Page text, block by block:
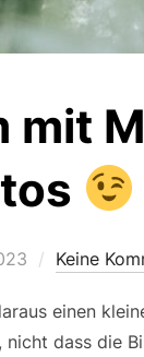
mit
Keine
einen
dass die